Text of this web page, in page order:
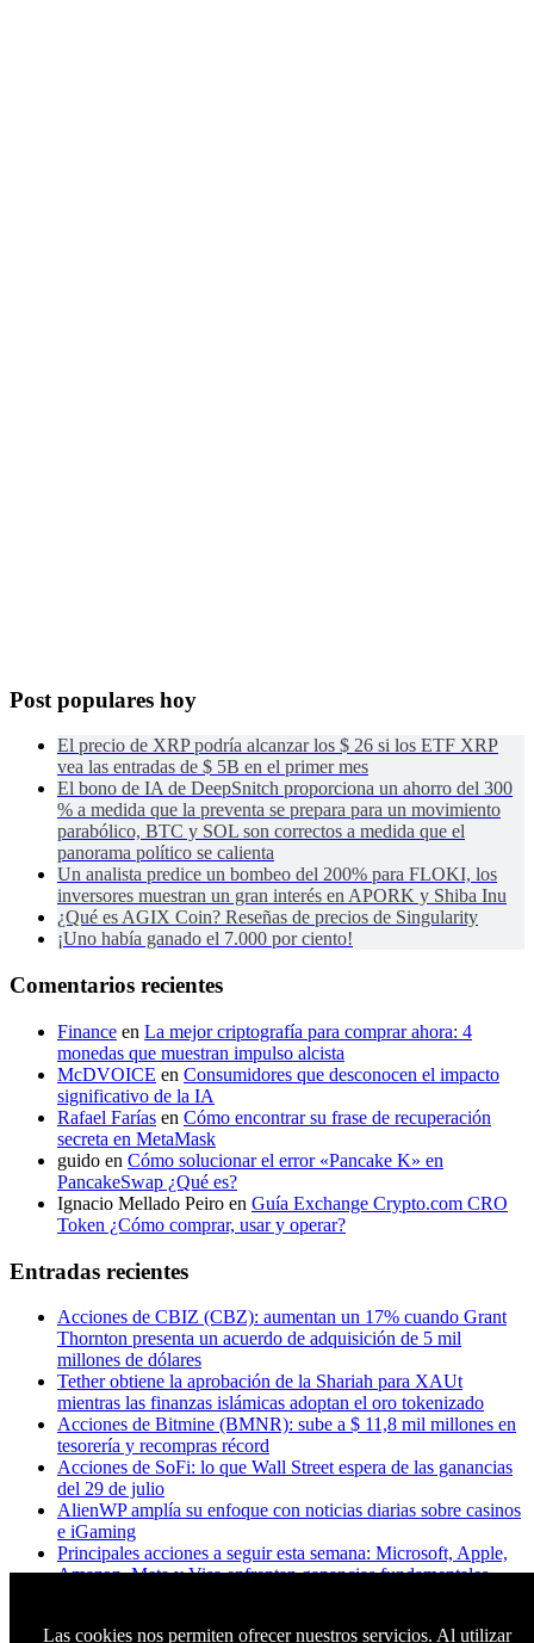
Post populares hoy
El precio de XRP podría alcanzar los $ 26 si los ETF XRP
vea las entradas de $ 5B en el primer mes
El bono de IA de DeepSnitch proporciona un ahorro del 300
% a medida que la preventa se prepara para un movimiento
parabólico, BTC y SOL son correctos a medida que el
panorama político se calienta
Un analista predice un bombeo del 200% para FLOKI, los
inversores muestran un gran interés en APORK y Shiba Inu
¿Qué es AGIX Coin? Reseñas de precios de Singularity
¡Uno había ganado el 7.000 por ciento!
Comentarios recientes
Finance en La mejor criptografía para comprar ahora: 4
monedas que muestran impulso alcista
McDVOICE en Consumidores que desconocen el impacto
significativo de la IA
Rafael Farías en Cómo encontrar su frase de recuperación
secreta en MetaMask
guido en Cómo solucionar el error «Pancake K» en
PancakeSwap ¿Qué es?
Ignacio Mellado Peiro en Guía Exchange Crypto.com CRO
Token ¿Cómo comprar, usar y operar?
Entradas recientes
Acciones de CBIZ (CBZ): aumentan un 17% cuando Grant
Thornton presenta un acuerdo de adquisición de 5 mil
millones de dólares
Tether obtiene la aprobación de la Shariah para XAUt
mientras las finanzas islámicas adoptan el oro tokenizado
Acciones de Bitmine (BMNR): sube a $ 11,8 mil millones en
tesorería y recompras récord
Acciones de SoFi: lo que Wall Street espera de las ganancias
del 29 de julio
AlienWP amplía su enfoque con noticias diarias sobre casinos
e iGaming
Principales acciones a seguir esta semana: Microsoft, Apple,
Amazon, Meta y Visa enfrentan ganancias fundamentales
Las cookies nos permiten ofrecer nuestros servicios. Al utilizar